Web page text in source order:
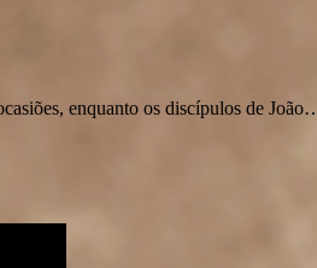
enquanto os discípulos de